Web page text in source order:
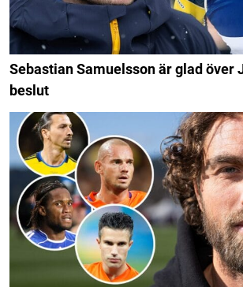
Sebastian Samuelsson är glad över
beslut